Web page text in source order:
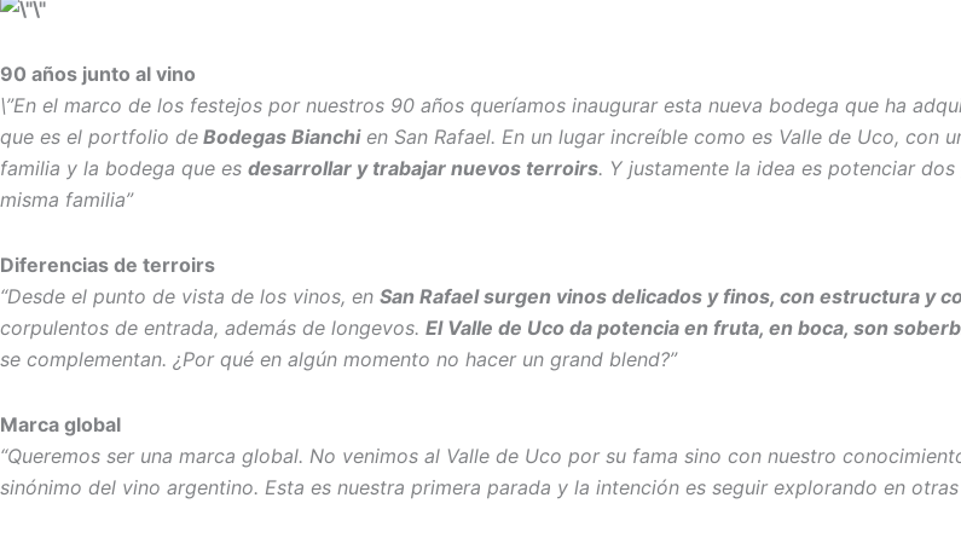
90 años junto al vino
\”En el marco de los festejos por nuestros 90 años queríamos inaugurar esta nueva bodega que ha
que es el portfolio de Bodegas Bianchien San Rafael. En un lugar increíble como es Valle de Uco, con
familia y la bodega que es desarrollar y trabajar nuevos terroirs. Y justamente la idea es potenciar
misma familia”
Diferencias de terroirs
“Desde el punto de vista de los vinos, en San Rafael surgen vinos delicados y finos, con estructura y
corpulentos de entrada, además de longevos. El Valle de Uco da potencia en fruta, en boca, son
se complementan. ¿Por qué en algún momento no hacer un grand blend?”
Marca global
“Queremos ser una marca global. No venimos al Valle de Uco por su fama sino con nuestro
sinónimo del vino argentino. Esta es nuestra primera parada y la intención es seguir explorando en otras